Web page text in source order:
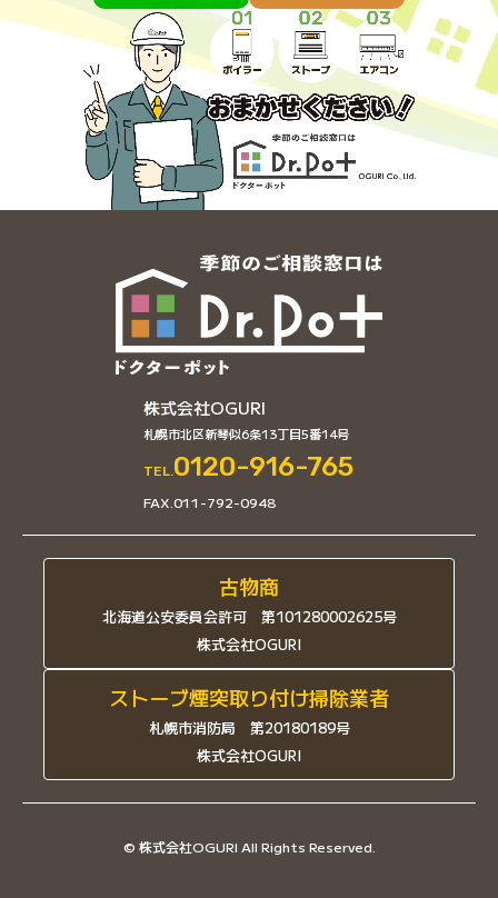
株式会社OGURI
札幌市北区新琴似6条13丁目5番14号
TEL.0120-916-765
FAX.011-792-0948
古物商
北海道公安委員会許可 第101280002625号
株式会社OGURI
ストーブ煙突取り付け掃除業者
札幌市消防局 第20180189号
株式会社OGURI
© 株式会社OGURI All Rights Reserved.